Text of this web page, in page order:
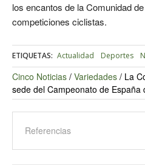
los encantos de la Comunidad
competiciones ciclistas.
ETIQUETAS: Actualidad Deportes
Cinco Noticias / Variedades / La
sede del Campeonato de España
Referencias